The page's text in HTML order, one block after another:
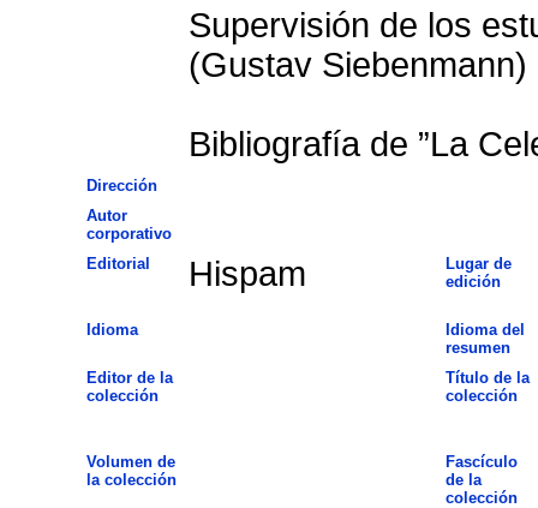
Supervisión de los
(Gustav Siebenmann)
Bibliografía de ”La
Dirección
Autor
corporativo
Editorial
Hispam
Lugar de
edición
Idioma
Idioma del
resumen
Editor de la
colección
Título de la
colección
Volumen de
la colección
Fascículo
de la
colección